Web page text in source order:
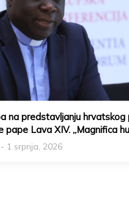
na predstavljanju hrvatskog
pape Lava XIV. „Magnifica
- 1 srpnja, 2026